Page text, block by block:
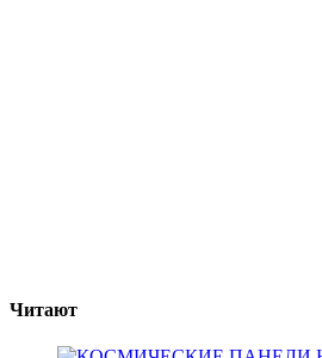
Читают